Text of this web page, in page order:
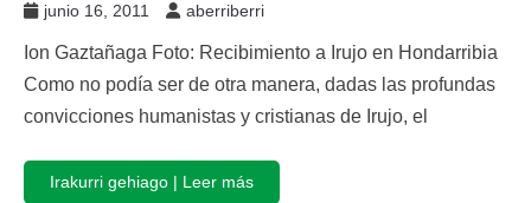
junio 16, 2011 aberriberri
Ion Gaztañaga Foto: Recibimiento a Irujo en Hondarribia
Como no podía ser de otra manera, dadas las profundas
convicciones humanistas y cristianas de Irujo, el
Irakurri gehiago | Leer más